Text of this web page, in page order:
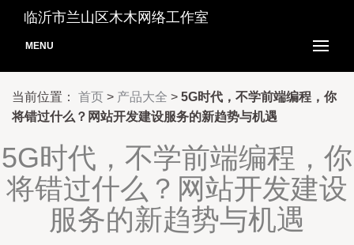
临沂市兰山区木木网络工作室
MENU
当前位置： 首页 > 产品大全 > 5G时代，不学前端编程，你
将错过什么？网站开发建设服务的新趋势与机遇
5G时代，不学前端编程，你
将错过什么？网站开发建设
服务的新趋势与机遇